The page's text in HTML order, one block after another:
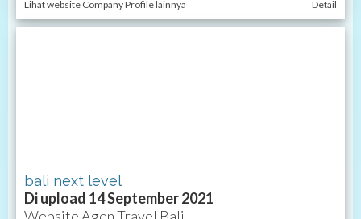
Lihat website Company Profile lainnya Detail
bali next level
Di upload 14 September 2021